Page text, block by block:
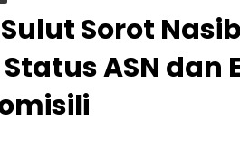
Sorot
ASN dan